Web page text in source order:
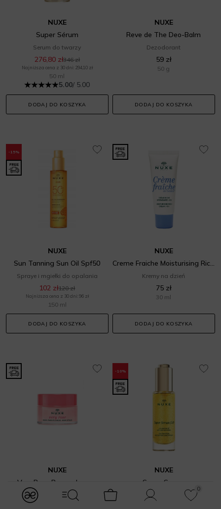
modules.Navbar.menuLabels.logo
modules.Navbar.menuLabels.menuWithSearch
Koszyk Konto
0
Ulubione
NUXE
Super Sérum
Serum do twarzy
276,80 zł346 zł
Najniższa cena z 30 dni: 294,10 zł
50 ml
5.00/ 5.00
DODAJ DO KOSZYKA
NUXE
Reve de The Deo-Balm
Dezodorant
59 zł
50 g
DODAJ DO KOSZYKA
-15%
NUXE
Sun Tanning Sun Oil Spf50
Spraye i mgiełki do opalania
102 zł120 zł
Najniższa cena z 30 dni: 96 zł
150 ml
DODAJ DO KOSZYKA
NUXE
Creme Fraiche Moisturising Rich Cream
Kremy na dzień
75 zł
30 ml
DODAJ DO KOSZYKA
NUXE
Very Rose Baume Levres
Balsamy do ust
-10%
NUXE
Super Serum
Serum do twarzy